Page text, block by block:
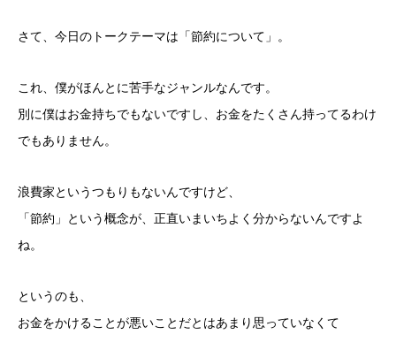
さて、今日のトークテーマは「節約について」。
これ、僕がほんとに苦手なジャンルなんです。
別に僕はお金持ちでもないですし、お金をたくさん持ってるわけ
でもありません。
浪費家というつもりもないんですけど、
「節約」という概念が、正直いまいちよく分からないんですよ
ね。
というのも、
お金をかけることが悪いことだとはあまり思っていなくて